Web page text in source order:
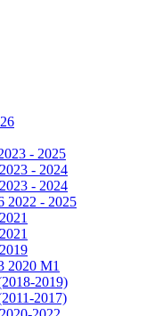
- 2025
- 2024
- 2024
2022 - 2025
2020 M1
2019)
2017)